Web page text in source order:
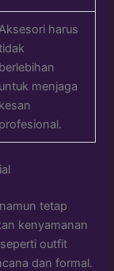
harus
berlebihan
untuk menjaga
kesan
profesional.
tetap
kenyamanan
outfit
dan formal.